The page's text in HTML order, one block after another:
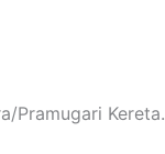
Pramugari Kereta.